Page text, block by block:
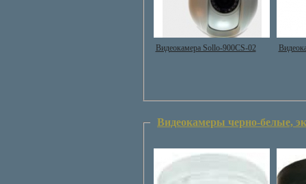
Видеокамера Sollo-900CS-02
Видеокамеры черно-белые,